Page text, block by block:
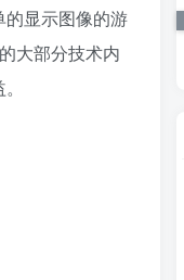
显示图像的游
大部分技术内